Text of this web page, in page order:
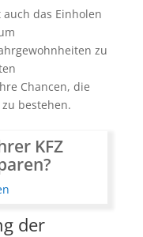
das Einholen
zu
Chancen, die
bestehen.
KFZ
der